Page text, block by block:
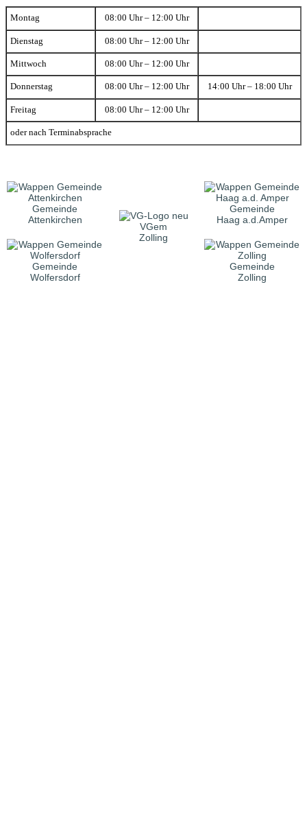
Montag 08:00 Uhr – 12:00 Uhr
Dienstag 08:00 Uhr – 12:00 Uhr
Mittwoch 08:00 Uhr – 12:00 Uhr
Donnerstag 08:00 Uhr – 12:00 Uhr 14:00 Uhr – 18:00 Uhr
Freitag 08:00 Uhr – 12:00 Uhr
oder nach Terminabsprache
Gemeinde
Attenkirchen
VGem
Zolling
Gemeinde
Haag a.d.Amper
Gemeinde
Wolfersdorf
Gemeinde
Zolling